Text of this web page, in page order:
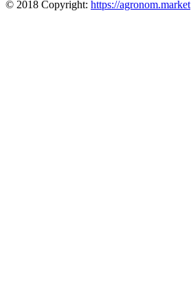
© 2018 Copyright: https://agronom.market